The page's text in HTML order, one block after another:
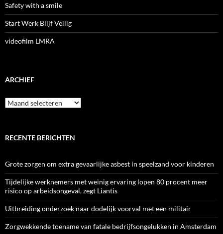
Safety with a smile
Start Werk Blijf Veilig
videofilm LMRA
ARCHIEF
Archief
RECENTE BERICHTEN
Grote zorgen om extra gevaarlijke asbest in speelzand voor kinderen
Tijdelijke werknemers met weinig ervaring lopen 80 procent meer
risico op arbeidsongeval, zegt Liantis
Uitbreiding onderzoek naar dodelijk voorval met een militair
Zorgwekkende toename van fatale bedrijfsongelukken in Amsterdam